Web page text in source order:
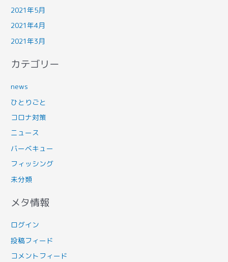
2021年5月
2021年4月
2021年3月
カテゴリー
news
ひとりごと
コロナ対策
ニュース
バーベキュー
フィッシング
未分類
メタ情報
ログイン
投稿フィード
コメントフィード